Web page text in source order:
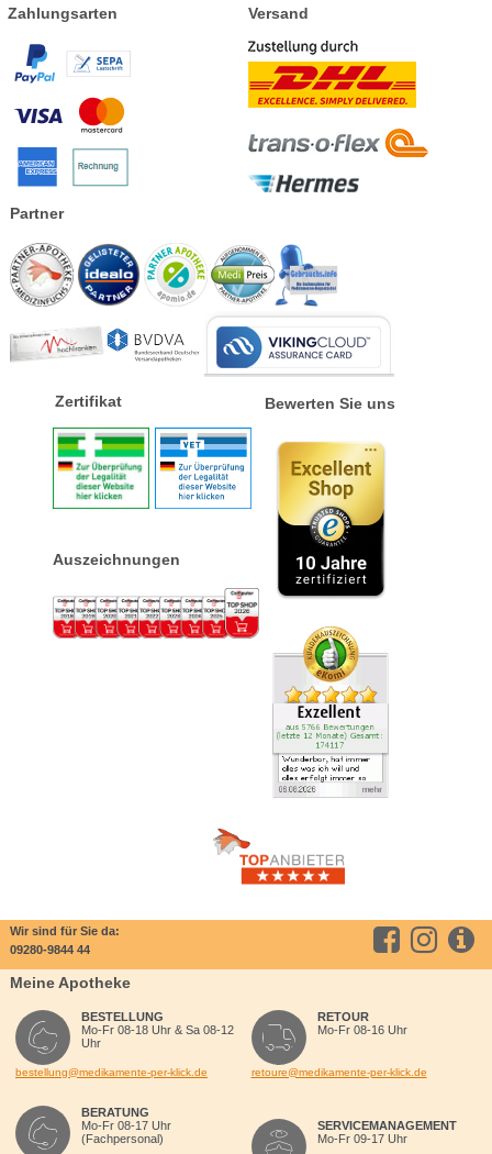
Zahlungsarten Versand
Partner
Zertifikat
Auszeichnungen
Bewerten Sie uns
Wir sind für Sie da:
09280-9844 44
Meine Apotheke
BESTELLUNG
Mo-Fr 08-18 Uhr & Sa 08-12
Uhr
bestellung@medikamente-per-klick.de
BERATUNG
Mo-Fr 08-17 Uhr
(Fachpersonal)
RETOUR
Mo-Fr 08-16 Uhr
retoure@medikamente-per-klick.de
SERVICEMANAGEMENT
Mo-Fr 09-17 Uhr